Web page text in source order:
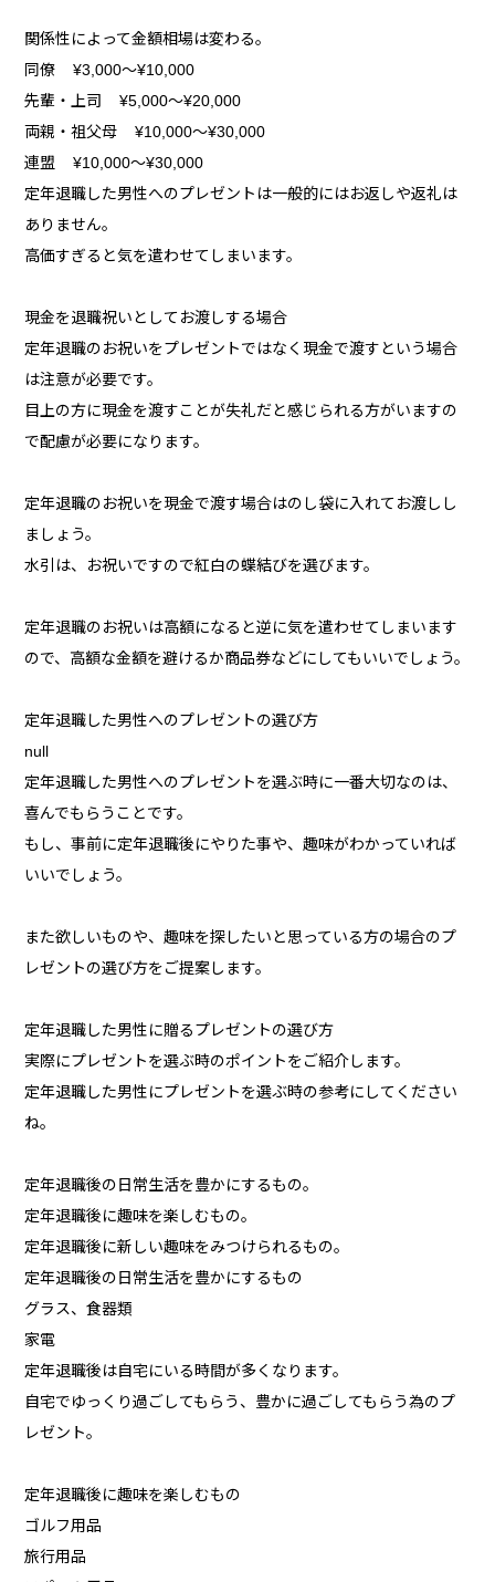
関係性によって金額相場は変わる。
同僚 ¥3,000～¥10,000
先輩・上司 ¥5,000～¥20,000
両親・祖父母 ¥10,000～¥30,000
連盟 ¥10,000～¥30,000
定年退職した男性へのプレゼントは一般的にはお返しや返礼は
ありません。
高価すぎると気を遣わせてしまいます。
現金を退職祝いとしてお渡しする場合
定年退職のお祝いをプレゼントではなく現金で渡すという場合
は注意が必要です。
目上の方に現金を渡すことが失礼だと感じられる方がいますの
で配慮が必要になります。
定年退職のお祝いを現金で渡す場合はのし袋に入れてお渡しし
ましょう。
水引は、お祝いですので紅白の蝶結びを選びます。
定年退職のお祝いは高額になると逆に気を遣わせてしまいます
ので、高額な金額を避けるか商品券などにしてもいいでしょう。
定年退職した男性へのプレゼントの選び方
null
定年退職した男性へのプレゼントを選ぶ時に一番大切なのは、
喜んでもらうことです。
もし、事前に定年退職後にやりた事や、趣味がわかっていれば
いいでしょう。
また欲しいものや、趣味を探したいと思っている方の場合のプ
レゼントの選び方をご提案します。
定年退職した男性に贈るプレゼントの選び方
実際にプレゼントを選ぶ時のポイントをご紹介します。
定年退職した男性にプレゼントを選ぶ時の参考にしてください
ね。
定年退職後の日常生活を豊かにするもの。
定年退職後に趣味を楽しむもの。
定年退職後に新しい趣味をみつけられるもの。
定年退職後の日常生活を豊かにするもの
グラス、食器類
家電
定年退職後は自宅にいる時間が多くなります。
自宅でゆっくり過ごしてもらう、豊かに過ごしてもらう為のプ
レゼント。
定年退職後に趣味を楽しむもの
ゴルフ用品
旅行用品